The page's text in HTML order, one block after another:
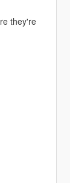
they're